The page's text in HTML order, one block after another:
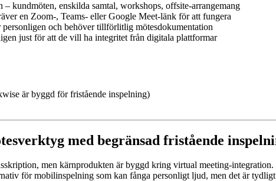
kundmöten, enskilda samtal, workshops, offsite-arrangemang
en Zoom-, Teams- eller Google Meet-länk för att fungera
och behöver tillförlitlig mötesdokumentation
just för att de vill ha integritet från digitala plattformar
är byggd för fristående inspelning)
med begränsad fristående
men kärnprodukten är byggd kring virtual meeting-
för mobilinspelning som kan fånga personligt ljud, men det är